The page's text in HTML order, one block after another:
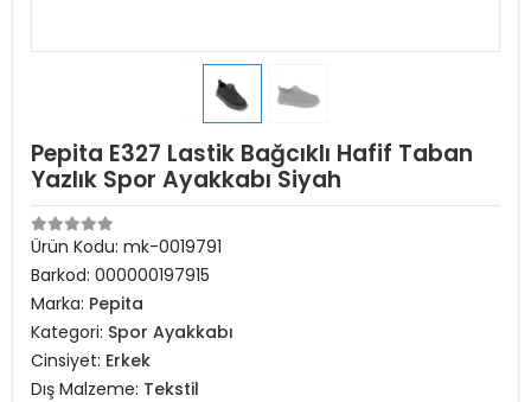
Pepita E327 Lastik Bağcıklı Hafif Taban
Yazlık Spor Ayakkabı Siyah
Ürün Kodu: mk-0019791
Barkod: 000000197915
Marka: Pepita
Kategori: Spor Ayakkabı
Cinsiyet: Erkek
Dış Malzeme: Tekstil